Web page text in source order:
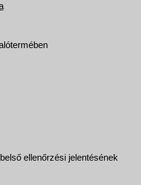
ellenőrzési jelentésének